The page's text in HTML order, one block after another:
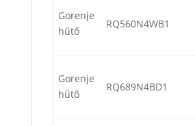
Gorenje
hűtő
RQ560N4WB1
Gorenje
hűtő
RQ689N4BD1